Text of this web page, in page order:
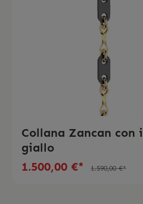
Collana Zancan
giallo
1.500,00 €*
1.590,00 €*